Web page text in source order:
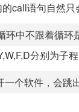
call语句自然只
中不跟着循环
分别为子
一个软件，会